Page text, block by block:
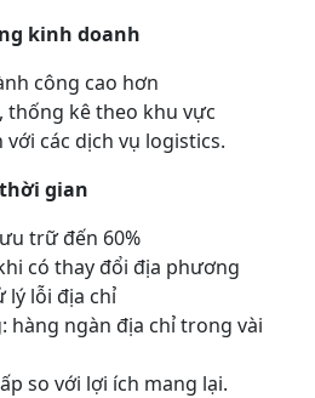
kinh doanh
công cao hơn
thống kê theo khu vực
các dịch vụ logistics.
gian
trữ đến 60%
có thay đổi địa phương
lý lỗi địa chỉ
hàng ngàn địa chỉ trong vài
so với lợi ích mang lại.